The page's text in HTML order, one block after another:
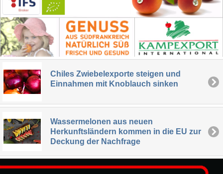
Chiles Zwiebelexporte steigen und
Einnahmen mit Knoblauch sinken
Wassermelonen aus neuen
Herkunftsländern kommen in die EU zur
Deckung der Nachfrage